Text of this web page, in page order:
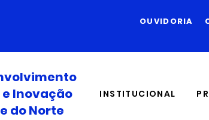
OUVIDORIA
Inovação
do Norte
INSTITUCIONAL